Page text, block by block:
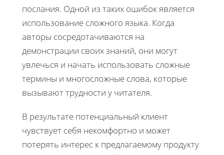
послания. Одной из таких ошибок является
использование сложного языка. Когда
авторы сосредотачиваются на
демонстрации своих знаний, они могут
увлечься и начать использовать сложные
термины и многосложные слова, которые
вызывают трудности у читателя.
В результате потенциальный клиент
чувствует себя некомфортно и может
потерять интерес к предлагаемому продукту